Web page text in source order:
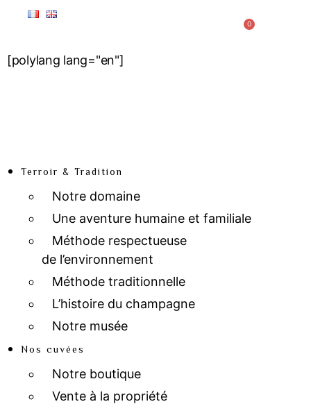
[polylang lang="en"]
0
Terroir & Tradition
Notre domaine
Une aventure humaine et familiale
Méthode respectueuse
de l’environnement
Méthode traditionnelle
L’histoire du champagne
Notre musée
Nos cuvées
Notre boutique
Vente à la propriété